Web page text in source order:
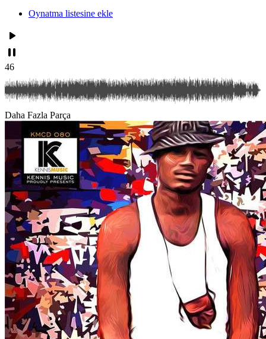
Oynatma listesine ekle
46
Daha Fazla Parça